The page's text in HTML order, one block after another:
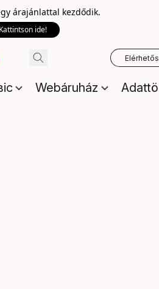
árajánlattal kezdődik.
Kattintson ide!
Webáruház